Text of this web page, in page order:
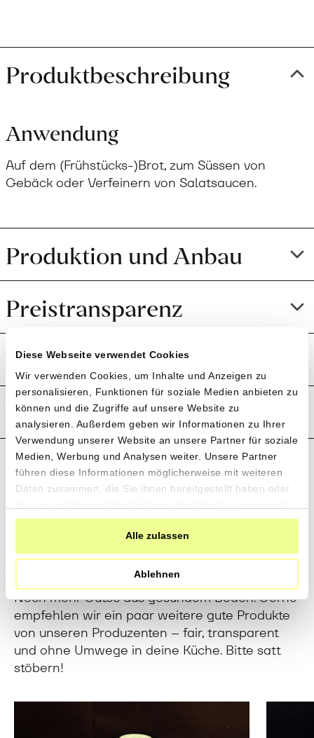
Diese Webseite verwendet Cookies
Wir verwenden Cookies, um Inhalte und Anzeigen zu
personalisieren, Funktionen für soziale Medien anbieten zu
können und die Zugriffe auf unsere Website zu
analysieren. Außerdem geben wir Informationen zu Ihrer
Verwendung unserer Website an unsere Partner für soziale
Medien, Werbung und Analysen weiter. Unsere Partner
führen diese Informationen möglicherweise mit weiteren
Daten zusammen, die Sie ihnen bereitgestellt haben oder
haben.
Alle zulassen
Ablehnen
Produktbeschreibung
Anwendung
Auf dem (Frühstücks-)Brot, zum Süssen von
Gebäck oder Verfeinern von Salatsaucen.
Produktion und Anbau
Preistransparenz
Weitere Informationen
Rezensionen
Direkt vom Feld in deine
Küche
Noch mehr Gutes aus gesundem Boden: Gerne
empfehlen wir ein paar weitere gute Produkte
von unseren Produzenten – fair, transparent
und ohne Umwege in deine Küche. Bitte satt
stöbern!